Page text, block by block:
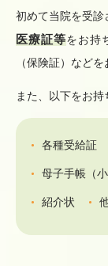
初めて当院を受診
医療証等をお持
（保険証）などを
また、以下をお持
各種受給証
母子手帳（
紹介状